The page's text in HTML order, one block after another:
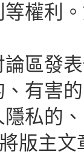
權利
區發
有害
私的
版主